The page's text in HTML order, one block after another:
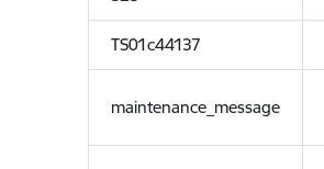
TS01c44137
maintenance_message